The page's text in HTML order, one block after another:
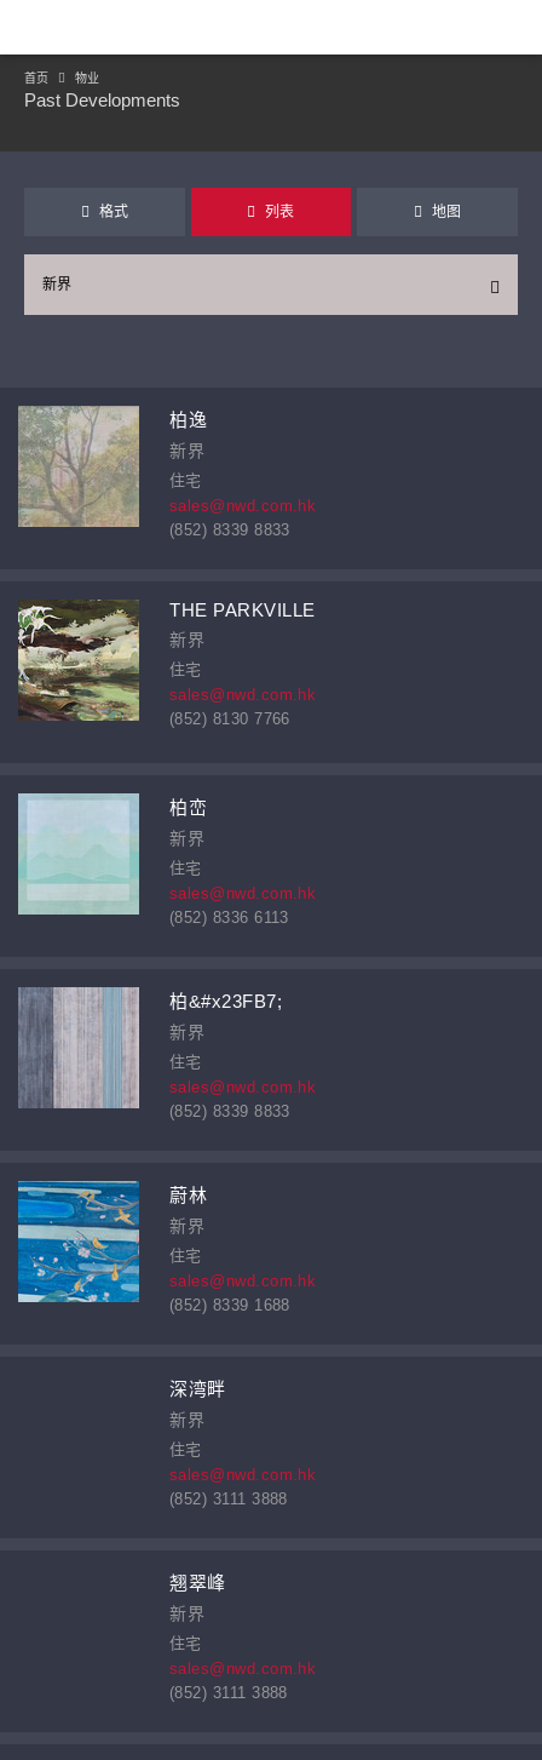
首页 物业
Past Developments
格式 列表 地图
新界
柏逸
新界
住宅
sales@nwd.com.hk
(852) 8339 8833
THE PARKVILLE
新界
住宅
sales@nwd.com.hk
(852) 8130 7766
柏峦
新界
住宅
sales@nwd.com.hk
(852) 8336 6113
柏&#x23FB7;
新界
住宅
sales@nwd.com.hk
(852) 8339 8833
蔚林
新界
住宅
sales@nwd.com.hk
(852) 8339 1688
深湾畔
新界
住宅
sales@nwd.com.hk
(852) 3111 3888
翘翠峰
新界
住宅
sales@nwd.com.hk
(852) 3111 3888